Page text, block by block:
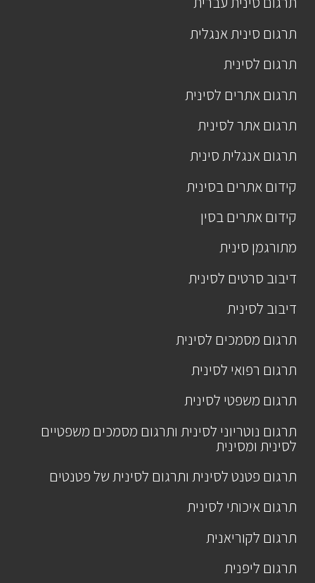
תרגום סינית אנגלית
תרגום לסינית
תרגום אתרים לסינית
תרגום אתר לסינית
תרגום אנגלית סינית
קידום אתרים בסינית
קידום אתרים בסין
מתורגמן סינית
דיבוב סרטים לסינית
דיבוב לסינית
תרגום מסמכים לסינית
תרגום רפואי לסינית
תרגום משפטי לסינית
תרגום נוטריוני לסינית ותרגום מסמכים משפטיים
לסינית ומסינית
תרגום פטנט לסינית ותרגום לסינית של פטנטים
תרגום איכותי לסינית
תרגום לקוריאנית
תרגום ליפנית